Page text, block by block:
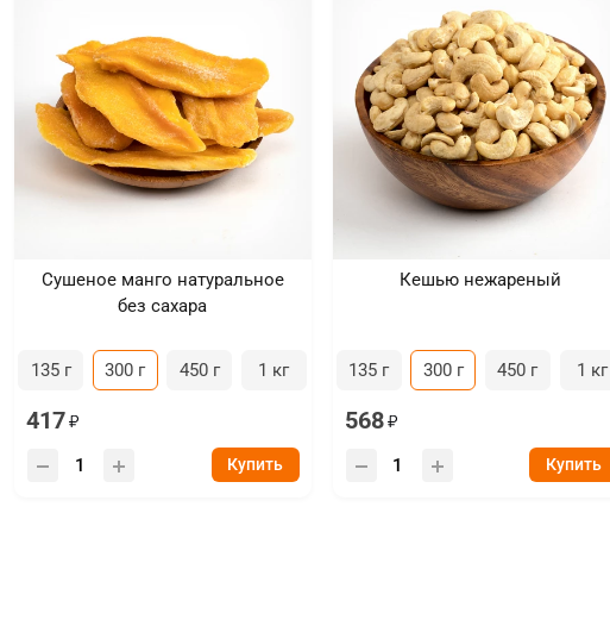
Сушеное манго натуральное
без сахара
135 г 300 г 450 г 1 кг
417
Купить
Кешью нежареный
135 г 300 г 450 г 1 кг
568
Купить